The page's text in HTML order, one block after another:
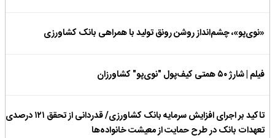
«نوی‌پو»، چشم‌انداز روشن رونق تولید با همراهی بانک کشاورزی
فیلم | شارژ ۵۰ همتی کیف‌پول "نوی‌پو" کشاورزان
تاکید بر اجرای افزایش سرمایه بانک کشاورزی/ قدردانی از تحقق ۱۲۱ درصدی
تعهدات بانک در طرح حمایت از معیشت خانواده‌ها